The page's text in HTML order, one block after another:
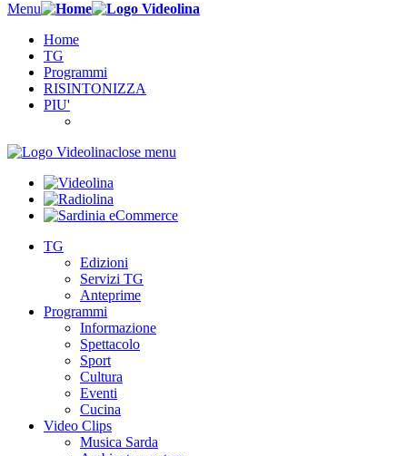
Menu
Home
TG
Programmi
RISINTONIZZA
PIU'
close menu
TG
Edizioni
Servizi TG
Anteprime
Programmi
Informazione
Spettacolo
Sport
Cultura
Eventi
Cucina
Video Clips
Musica Sarda